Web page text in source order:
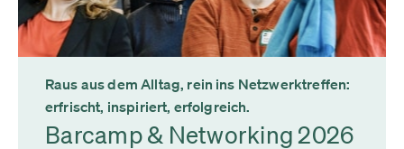
Raus aus dem Alltag, rein ins Netzwerktreffen:
erfrischt, inspiriert, erfolgreich.
Barcamp & Networking 2026